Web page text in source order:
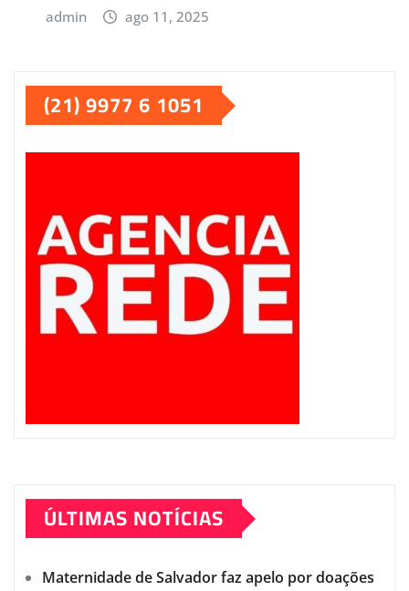
admin ago 11, 2025
(21) 9977 6 1051
ÚLTIMAS NOTÍCIAS
Maternidade de Salvador faz apelo por doações